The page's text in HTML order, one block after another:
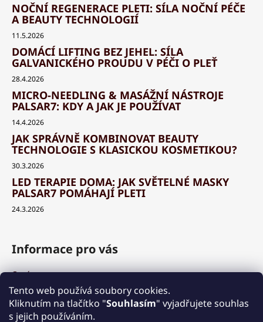
Tento web používá soubory cookies.
Kliknutím na tlačítko "Souhlasím" vyjadřujete souhlas
s jejich používáním.
NOČNÍ REGENERACE PLETI: SÍLA NOČNÍ PÉČE
A BEAUTY TECHNOLOGIÍ
11.5.2026
DOMÁCÍ LIFTING BEZ JEHEL: SÍLA
GALVANICKÉHO PROUDU V PÉČI O PLEŤ
28.4.2026
MICRO-NEEDLING & MASÁŽNÍ NÁSTROJE
PALSAR7: KDY A JAK JE POUŽÍVAT
14.4.2026
JAK SPRÁVNĚ KOMBINOVAT BEAUTY
TECHNOLOGIE S KLASICKOU KOSMETIKOU?
30.3.2026
LED TERAPIE DOMA: JAK SVĚTELNÉ MASKY
PALSAR7 POMÁHAJÍ PLETI
24.3.2026
Informace pro vás
O nás
Výhody a garance
Množstevní slevy
Způsob nákupu a dopravy